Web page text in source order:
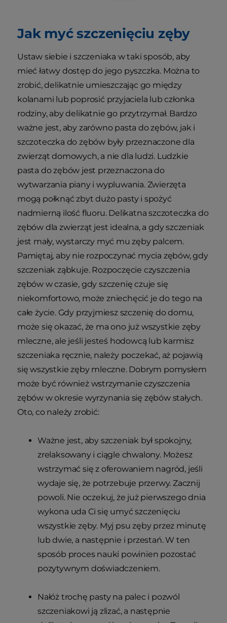
Jak myć szczenięciu zęby
Ustaw siebie i szczeniaka w taki sposób, aby
mieć łatwy dostęp do jego pyszczka. Można to
zrobić, delikatnie umieszczając go między
kolanami lub poprosić przyjaciela lub członka
rodziny, aby delikatnie go przytrzymał. Bardzo
ważne jest, aby zarówno pasta do zębów, jak i
szczoteczka do zębów były przeznaczone dla
zwierząt domowych, a nie dla ludzi. Ludzkie
pasta do zębów jest przeznaczona do
wytwarzania piany i wypluwania. Zwierzęta
mogą połknąć zbyt dużo pasty i spożyć
nadmierną ilość fluoru. Delikatna szczoteczka do
zębów dla zwierząt jest idealna, a gdy szczeniak
jest mały, wystarczy myć mu zęby palcem.
Pamiętaj, aby nie rozpoczynać mycia zębów, gdy
szczeniak ząbkuje. Rozpoczęcie czyszczenia
zębów w czasie, gdy szczenię czuje się
niekomfortowo, może zniechęcić je do tego na
całe życie. Gdy przyjmiesz szczenię do domu,
może się okazać, że ma ono już wszystkie zęby
mleczne, ale jeśli jesteś hodowcą lub karmisz
szczeniaka ręcznie, należy poczekać, aż pojawią
się wszystkie zęby mleczne. Dobrym pomysłem
może być również wstrzymanie czyszczenia
zębów w okresie wyrzynania się zębów stałych.
Oto, co należy zrobić:
Ważne jest, aby szczeniak był spokojny,
zrelaksowany i ciągle chwalony. Możesz
wstrzymać się z oferowaniem nagród, jeśli
wydaje się, że potrzebuje przerwy. Zacznij
powoli. Nie oczekuj, że już pierwszego dnia
wykona uda Ci się umyć szczenięciu
wszystkie zęby. Myj psu zęby przez minutę
lub dwie, a następnie i przestań. W ten
sposób proces nauki powinien pozostać
pozytywnym doświadczeniem.
Nałóż trochę pasty na palec i pozwól
szczeniakowi ją zlizać, a następnie